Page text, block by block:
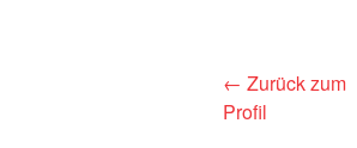
← Zurück zum
Profil